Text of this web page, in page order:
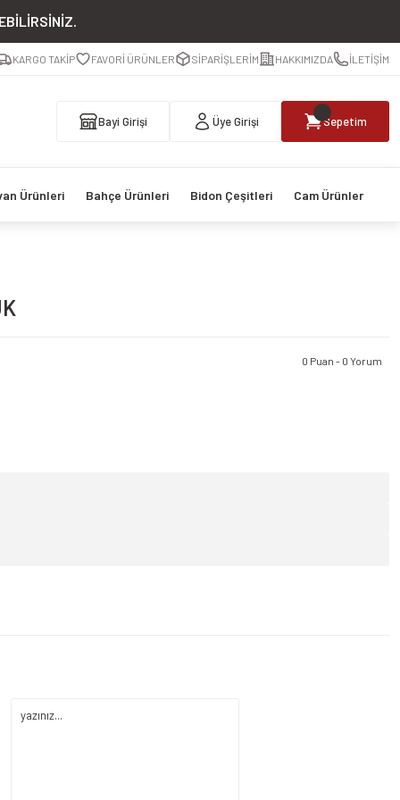
KARGO TAKİP FAVORİ ÜRÜNLER SİPARİŞLERİM HAKKIMIZDA İLETİŞİM
Bayi Girişi Üye Girişi Sepetim
Ürünleri Bahçe Ürünleri Bidon Çeşitleri Cam Ürünler
0 Puan - 0 Yorum